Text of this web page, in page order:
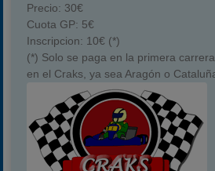
Precio: 30€
Cuota GP: 5€
Inscripcion: 10€ (*)
(*) Solo se paga en la primera
en el Craks, ya sea Aragón o